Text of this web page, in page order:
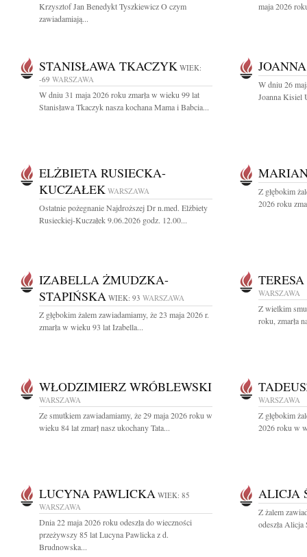
Krzysztof Jan Benedykt Tyszkiewicz O czym
zawiadamiają...
maja 2026
STANISŁAWA TKACZYK WIEK:
-69 WARSZAWA
W dniu 31 maja 2026 roku zmarła w wieku 99 lat
Stanisława Tkaczyk nasza kochana Mama i Babcia...
W dniu 26
Joanna Kisiel
ELŻBIETA RUSIECKA-
KUCZAŁEK WARSZAWA
Ostatnie pożegnanie Najdroższej Dr n.med. Elżbiety
Rusieckiej-Kuczałek 9.06.2026 godz. 12.00...
Z głębokim
2026 roku
IZABELLA ŻMUDZKA-
STAPIŃSKA WIEK: 93 WARSZAWA
Z głębokim żalem zawiadamiamy, że 23 maja 2026 r.
zmarła w wieku 93 lat Izabella...
WARSZAWA
Z wielkim
roku, zmarła
WŁODZIMIERZ WRÓBLEWSKI
WARSZAWA
Ze smutkiem zawiadamiamy, że 29 maja 2026 roku w
wieku 84 lat zmarł nasz ukochany Tata...
WARSZAWA
Z głębokim
2026 roku w
LUCYNA PAWLICKA WIEK: 85
WARSZAWA
Dnia 22 maja 2026 roku odeszła do wieczności
przeżywszy 85 lat Lucyna Pawlicka z d.
Brudnowska...
ALICJA
Z żalem
odeszła